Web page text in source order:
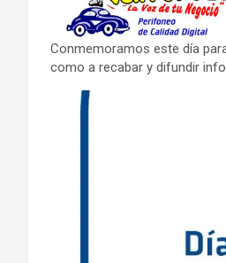
Conmemoramos este día
como a recabar y difundir